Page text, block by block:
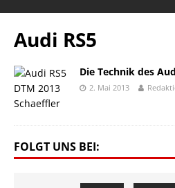
Audi RS5
Die Technik des
2. Mai 2013
FOLGT UNS BEI: